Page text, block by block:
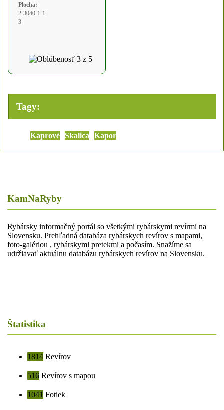
Plocha:
2-3040-1-1
3
Tagy:
Kaprové Skalica Kapor
KamNaRyby
Rybársky informačný portál so všetkými rybárskymi revírmi na
Slovensku. Prehľadná databáza rybárskych revírov s mapami,
foto-galériou , rybárskymi pretekmi a počasím. Snažíme sa
udržiavať aktuálnu databázu rybárskych revírov na Slovensku.
Štatistika
1814 Revírov
516 Revírov s mapou
1041 Fotiek